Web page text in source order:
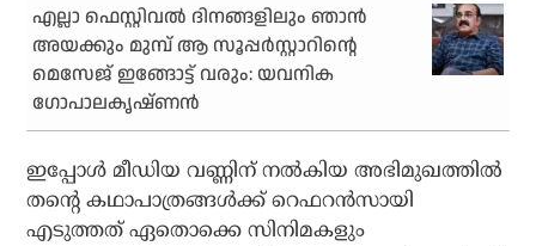
എല്ലാ ഫെസ്റ്റിവല്‍ ദിനങ്ങളിലും ഞാന്‍
അയക്കും മുമ്പ് ആ സൂപ്പര്‍സ്റ്റാറിന്റെ
മെസേജ് ഇങ്ങോട്ട് വരും: യവനിക
ഗോപാലകൃഷ്ണന്‍
ഇപ്പോള്‍ മീഡിയ വണ്ണിന് നല്‍കിയ അഭിമുഖത്തില്‍
തന്റെ കഥാപാത്രങ്ങള്‍ക്ക് റെഫറന്‍സായി
എടുത്തത് ഏതൊക്കെ സിനിമകളും